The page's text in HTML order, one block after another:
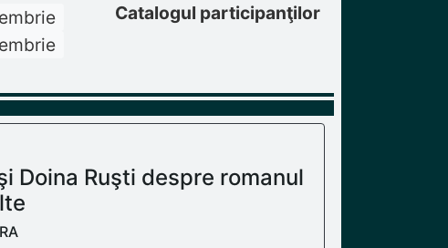
Catalogul participanţilor
Doina Ruşti despre romanul